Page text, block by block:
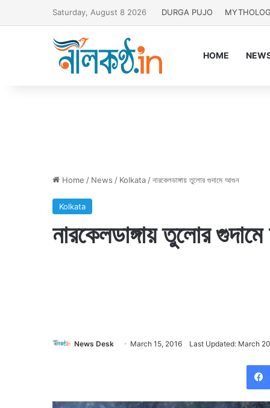
Saturday, August 8 2026 DURGA PUJO
HOME
Home / News / Kolkata /নারকেলডাঙ্গায় তুলোর গুদামে আগুন
Kolkata
নারকেলডাঙ্গায় তুলোর
News Desk March 15, 2016 Last Updated: March